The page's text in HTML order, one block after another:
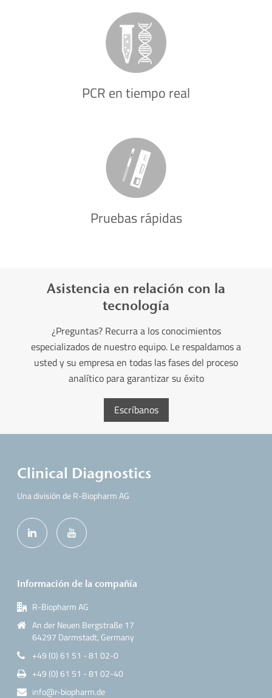
PCR en tiempo real
Pruebas rápidas
Asistencia en relación con la
tecnología
¿Preguntas? Recurra a los conocimientos
especializados de nuestro equipo. Le respaldamos a
usted y su empresa en todas las fases del proceso
analítico para garantizar su éxito
Escríbanos
Clinical Diagnostics
Una división de R-Biopharm AG
Información de la compañía
R-Biopharm AG
An der Neuen Bergstraße 17
64297 Darmstadt, Germany
+49 (0) 61 51 - 81 02-0
+49 (0) 61 51 - 81 02-40
info@r-biopharm.de